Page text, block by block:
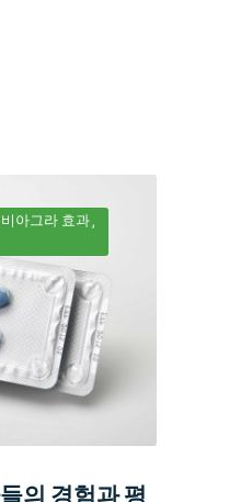
비아그라 효과
의 경험과 평